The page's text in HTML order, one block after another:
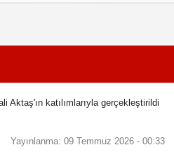
Aktaş'ın katılımlarıyla gerçekleştirildi
Yayınlanma: 09 Temmuz 2026 - 00:33